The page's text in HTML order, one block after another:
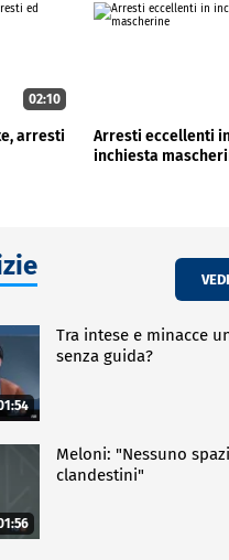
rubando alcuni
con il personale ed i
02:10
arresti
Arresti eccellenti
inchiesta
Tra intese e minacce
senza guida?
Meloni: "Nessuno
clandestini"